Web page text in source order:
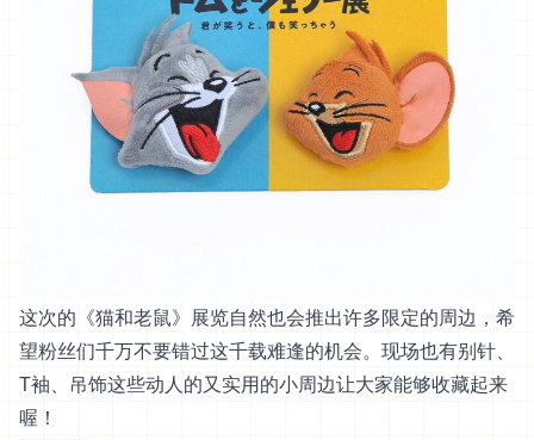
这次的《猫和老鼠》展览自然也会推出许多限定的周边，希
望粉丝们千万不要错过这千载难逢的机会。现场也有别针、
T袖、吊饰这些动人的又实用的小周边让大家能够收藏起来
喔！